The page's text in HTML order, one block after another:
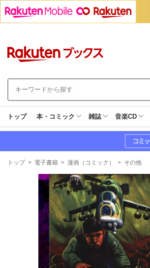
トップ 本・コミック 雑誌 音楽CD
現
トップ > 電子書籍 > 漫画（コミック） > その他